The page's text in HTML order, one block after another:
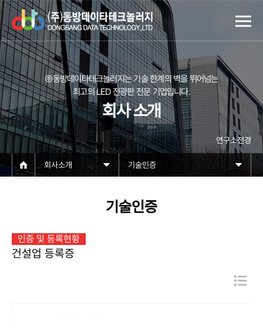
㈜동방데이타테크놀러지는 기술 한계의 벽을 뛰어넘는
최고의 LED 전광판 전문 기업입니다.
회사 소개
연구소전경
회사소개 기술인증
기술인증
인증 및 등록현황
건설업 등록증